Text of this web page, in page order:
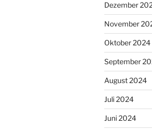
Dezember
November
Oktober 2024
September
August 2024
Juli 2024
Juni 2024